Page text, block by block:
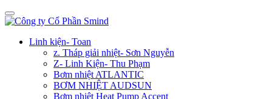
Linh kiện- Toan
z. Tháp giải nhiệt- Sơn Nguyễn
Z- Linh Kiện- Thu Phạm
Bơm nhiệt ATLANTIC
BƠM NHIỆT AUDSUN
Bơm nhiệt Heat Pump Accent